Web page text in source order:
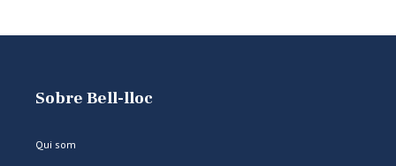
Sobre Bell-lloc
Qui som